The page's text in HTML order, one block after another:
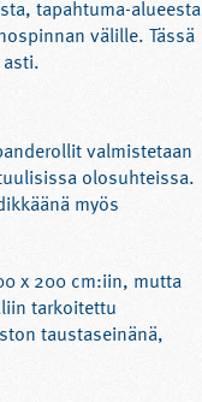
tapahtuma-alueesta
välille. Tässä
valmistetaan
olosuhteissa.
myös
x 200 cm:iin, mutta
tarkoitettu
taustaseinänä,